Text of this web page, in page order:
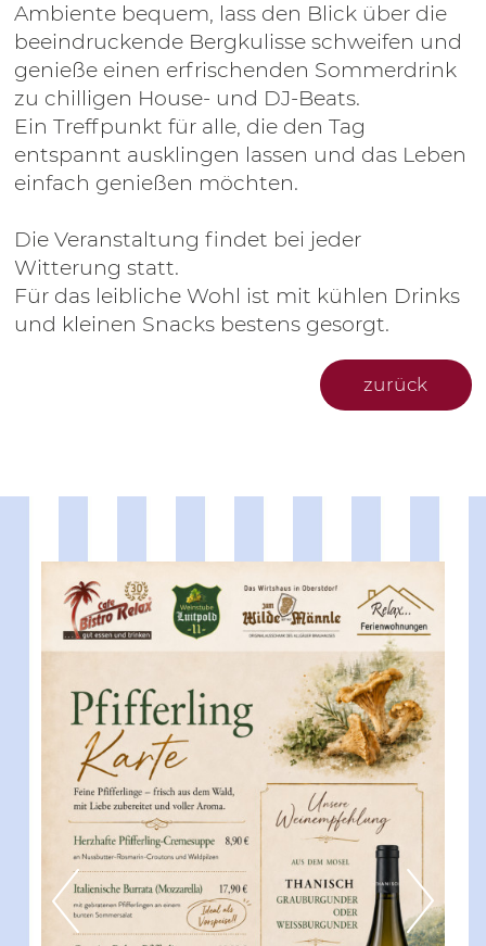
Ambiente bequem, lass den Blick über die
beeindruckende Bergkulisse schweifen und
genieße einen erfrischenden Sommerdrink
zu chilligen House- und DJ-Beats.
Ein Treffpunkt für alle, die den Tag
entspannt ausklingen lassen und das Leben
einfach genießen möchten.
Die Veranstaltung findet bei jeder
Witterung statt.
Für das leibliche Wohl ist mit kühlen Drinks
und kleinen Snacks bestens gesorgt.
zurück